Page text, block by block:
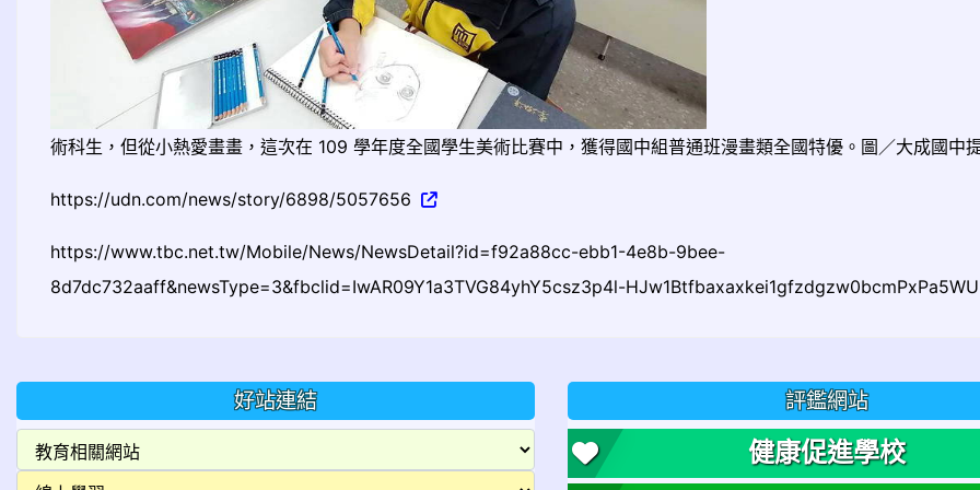
術科生，但從小熱愛畫畫，這次在 109 學年度全國學生美術比賽中，獲得國中組普通班漫畫類全國特優。圖／大成國中
https://udn.com/news/story/6898/5057656
https://www.tbc.net.tw/Mobile/News/NewsDetail?id=f92a88cc-ebb1-4e8b-9bee-
8d7dc732aaff&newsType=3&fbclid=IwAR09Y1a3TVG84yhY5csz3p4l-
好站連結 評鑑網站
健康促進學校